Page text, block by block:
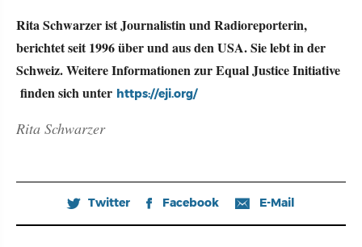
Rita Schwarzer ist Journalistin und Radioreporterin,
berichtet seit 1996 über und aus den USA. Sie lebt in der
Schweiz. Weitere Informationen zur Equal Justice Initiative
finden sich unter https://eji.org/
Rita Schwarzer
🐦 Twitter 𝖿 Facebook 📧 E-Mail